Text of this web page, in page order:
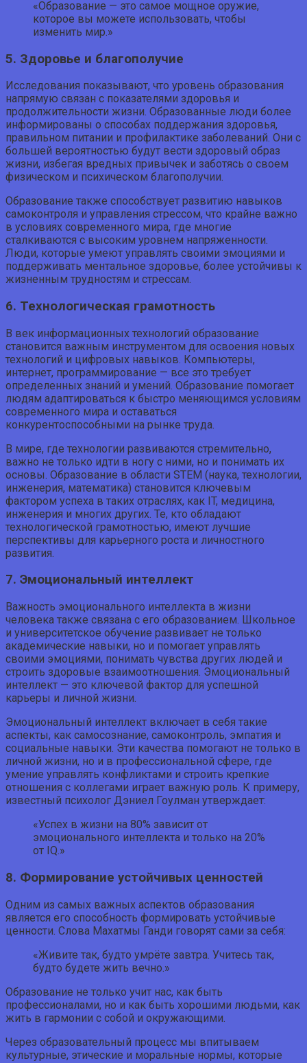
«Образование — это самое мощное оружие,
которое вы можете использовать, чтобы
изменить мир.»
5. Здоровье и благополучие
Исследования показывают, что уровень образования
напрямую связан с показателями здоровья и
продолжительности жизни. Образованные люди более
информированы о способах поддержания здоровья,
правильном питании и профилактике заболеваний. Они с
большей вероятностью будут вести здоровый образ
жизни, избегая вредных привычек и заботясь о своем
физическом и психическом благополучии.
Образование также способствует развитию навыков
самоконтроля и управления стрессом, что крайне важно
в условиях современного мира, где многие
сталкиваются с высоким уровнем напряженности.
Люди, которые умеют управлять своими эмоциями и
поддерживать ментальное здоровье, более устойчивы к
жизненным трудностям и стрессам.
6. Технологическая грамотность
В век информационных технологий образование
становится важным инструментом для освоения новых
технологий и цифровых навыков. Компьютеры,
интернет, программирование — все это требует
определенных знаний и умений. Образование помогает
людям адаптироваться к быстро меняющимся условиям
современного мира и оставаться
конкурентоспособными на рынке труда.
В мире, где технологии развиваются стремительно,
важно не только идти в ногу с ними, но и понимать их
основы. Образование в области STEM (наука, технологии,
инженерия, математика) становится ключевым
фактором успеха в таких отраслях, как IT, медицина,
инженерия и многих других. Те, кто обладают
технологической грамотностью, имеют лучшие
перспективы для карьерного роста и личностного
развития.
7. Эмоциональный интеллект
Важность эмоционального интеллекта в жизни
человека также связана с его образованием. Школьное
и университетское обучение развивает не только
академические навыки, но и помогает управлять
своими эмоциями, понимать чувства других людей и
строить здоровые взаимоотношения. Эмоциональный
интеллект — это ключевой фактор для успешной
карьеры и личной жизни.
Эмоциональный интеллект включает в себя такие
аспекты, как самосознание, самоконтроль, эмпатия и
социальные навыки. Эти качества помогают не только в
личной жизни, но и в профессиональной сфере, где
умение управлять конфликтами и строить крепкие
отношения с коллегами играет важную роль. К примеру,
известный психолог Дэниел Гоулман утверждает:
«Успех в жизни на 80% зависит от
эмоционального интеллекта и только на 20%
от IQ.»
8. Формирование устойчивых ценностей
Одним из самых важных аспектов образования
является его способность формировать устойчивые
ценности. Слова Махатмы Ганди говорят сами за себя:
«Живите так, будто умрёте завтра. Учитесь так,
будто будете жить вечно.»
Образование не только учит нас, как быть
профессионалами, но и как быть хорошими людьми, как
жить в гармонии с собой и окружающими.
Через образовательный процесс мы впитываем
культурные, этические и моральные нормы, которые